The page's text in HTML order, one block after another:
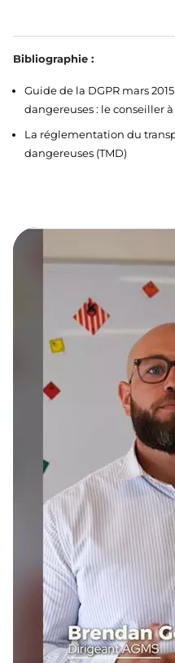
Bibliographie :
Guide de la DGPR mars
dangereuses : le conseiller
La réglementation du
dangereuses (TMD)